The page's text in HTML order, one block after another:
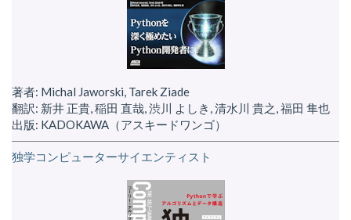
著者: Michal Jaworski, Tarek Ziade
翻訳: 新井 正貴, 稲田 直哉, 渋川 よしき, 清水川 貴之, 福田 隼也
出版: KADOKAWA（アスキードワンゴ）
独学コンピューターサイエンティスト